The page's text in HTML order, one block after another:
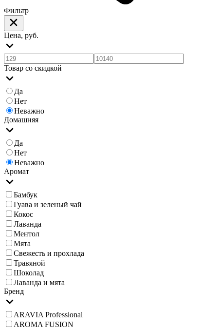
Фильтр
Цена, руб.
Товар со скидкой
Да
Нет
Неважно
Домашняя
Да
Нет
Неважно
Аромат
Бамбук
Гуава и зеленый чай
Кокос
Лаванда
Ментол
Мята
Свежесть и прохлада
Травяной
Шоколад
Лаванда и мята
Бренд
ARAVIA Professional
AROMA FUSION